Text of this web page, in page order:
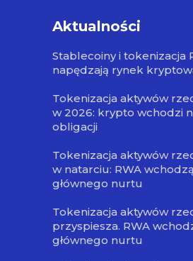
Aktualności
Stablecoiny i tokenizacja
napędzają rynek
Tokenizacja aktywów
w 2026: krypto wchodzi
obligacji
Tokenizacja aktywów
w natarciu: RWA
głównego nurtu
Tokenizacja aktywów
przyspiesza. RWA
głównego nurtu